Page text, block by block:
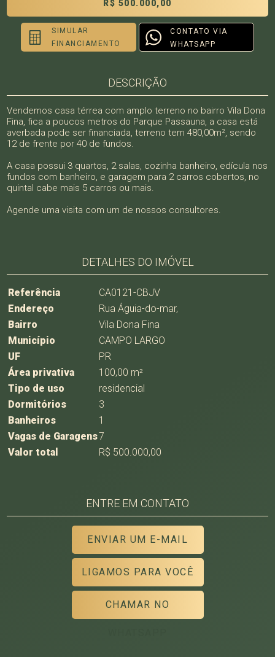
R$ 500.000,00
SIMULAR
FINANCIAMENTO
CONTATO VIA
WHATSAPP
DESCRIÇÃO
Vendemos casa térrea com amplo terreno no bairro Vila Dona
Fina, fica a poucos metros do Parque Passauna, a casa está
averbada pode ser financiada, terreno tem 480,00m², sendo
12 de frente por 40 de fundos.
A casa possui 3 quartos, 2 salas, cozinha banheiro, edícula nos
fundos com banheiro, e garagem para 2 carros cobertos, no
quintal cabe mais 5 carros ou mais.
Agende uma visita com um de nossos consultores.
DETALHES DO IMÓVEL
Referência
CA0121-CBJV
Endereço
Rua Águia-do-mar,
Bairro
Vila Dona Fina
Município
CAMPO LARGO
UF
PR
Área privativa
100,00 m²
Tipo de uso
residencial
Dormitórios
3
Banheiros
1
Vagas de Garagens7
Valor total
R$ 500.000,00
ENTRE EM CONTATO
ENVIAR UM E-MAIL
LIGAMOS PARA VOCÊ
CHAMAR NO